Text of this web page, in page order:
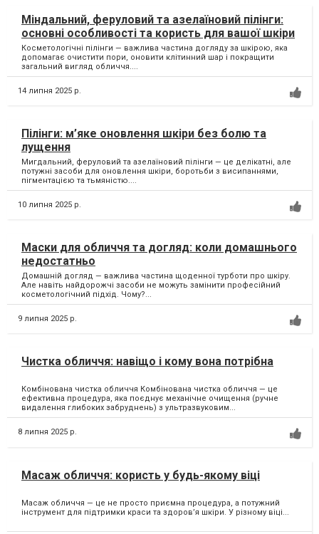
Міндальний, феруловий та азелаїновий пілінги:
основні особливості та користь для вашої шкіри
Косметологічні пілінги — важлива частина догляду за шкірою, яка
допомагає очистити пори, оновити клітинний шар і покращити
загальний вигляд обличчя....
14 липня 2025 р.
Пілінги: м’яке оновлення шкіри без болю та
лущення
Мигдальний, феруловий та азелаїновий пілінги — це делікатні, але
потужні засоби для оновлення шкіри, боротьби з висипаннями,
пігментацією та тьмяністю....
10 липня 2025 р.
Маски для обличчя та догляд: коли домашнього
недостатньо
Домашній догляд — важлива частина щоденної турботи про шкіру.
Але навіть найдорожчі засоби не можуть замінити професійний
косметологічний підхід. Чому?...
9 липня 2025 р.
Чистка обличчя: навіщо і кому вона потрібна
Комбінована чистка обличчя Комбінована чистка обличчя — це
ефективна процедура, яка поєднує механічне очищення (ручне
видалення глибоких забруднень) з ультразвуковим...
8 липня 2025 р.
Масаж обличчя: користь у будь-якому віці
Масаж обличчя — це не просто приємна процедура, а потужний
інструмент для підтримки краси та здоров’я шкіри. У різному віці...